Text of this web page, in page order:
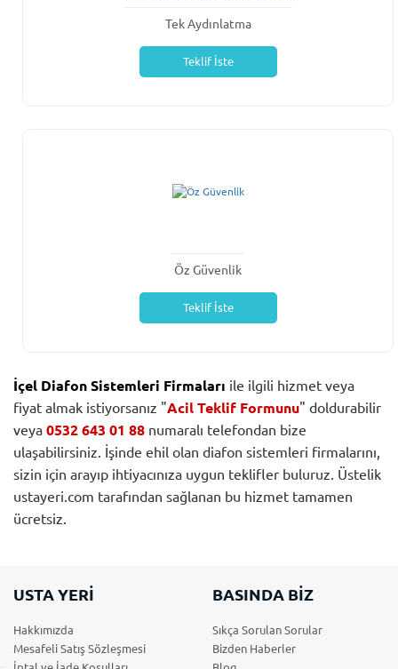
Tek Aydınlatma
Teklif İste
Öz Güvenlik
Teklif İste
İçel Diafon Sistemleri Firmaları ile ilgili hizmet veya
fiyat almak istiyorsanız "Acil Teklif Formunu" doldurabilir
veya 0532 643 01 88 numaralı telefondan bize
ulaşabilirsiniz. İşinde ehil olan diafon sistemleri firmalarını,
sizin için arayıp ihtiyacınıza uygun teklifler buluruz. Üstelik
ustayeri.com tarafından sağlanan bu hizmet tamamen
ücretsiz.
USTA YERİ
Hakkımızda
Mesafeli Satış Sözleşmesi
BASINDA BİZ
Sıkça Sorulan Sorular
Bizden Haberler